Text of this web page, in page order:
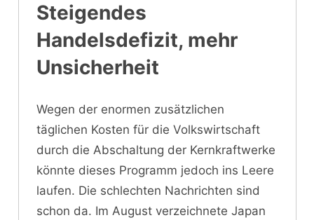
Steigendes
Handelsdefizit, mehr
Unsicherheit
Wegen der enormen zusätzlichen
täglichen Kosten für die Volkswirtschaft
durch die Abschaltung der Kernkraftwerke
könnte dieses Programm jedoch ins Leere
laufen. Die schlechten Nachrichten sind
schon da. Im August verzeichnete Japan